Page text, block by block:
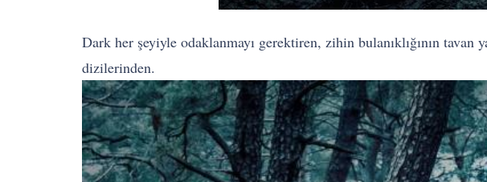
Dark her şeyiyle odaklanmayı gerektiren, zihin bulanıklığının
dizilerinden.